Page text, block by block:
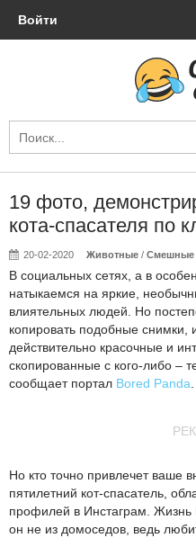
Войти
19 фото,
кота-спасателя по
20-02-2020 Животные /Смешные
В социальных сетях, а в
натыкаемся на яркие,
влиятельных людей. Но
копировать подобные снимки,
действительно красочные и
скопированные с кого-либо –
сообщает портал Bored Panda
Но кто точно привлечет ваше
пятилетний кот-спасатель,
профилей в Инстаграм. Жизнь
он не из домоседов, ведь